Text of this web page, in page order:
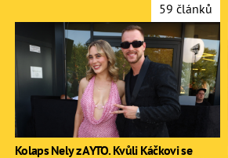
59 článků
Kolaps Nely z AYTO. Kvůli Káčkovi se